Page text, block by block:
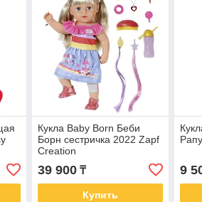
Кукла Baby Born Беби
Борн сестричка 2022 Zapf
Creation
39 900₸
Купить
9